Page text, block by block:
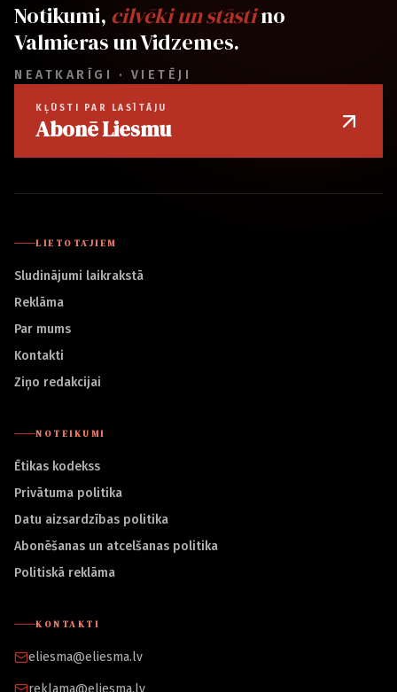
Notikumi, cilvēki un stāstino
Valmieras un Vidzemes.
NEATKARĪGI · VIETĒJI
KĻŪSTI PAR LASĪTĀJU
Abonē Liesmu
LIETOTĀJIEM
Sludinājumi laikrakstā
Reklāma
Par mums
Kontakti
Ziņo redakcijai
NOTEIKUMI
Ētikas kodekss
Privātuma politika
Datu aizsardzības politika
Abonēšanas un atcelšanas politika
Politiskā reklāma
KONTAKTI
eliesma@eliesma.lv
reklama@eliesma.lv